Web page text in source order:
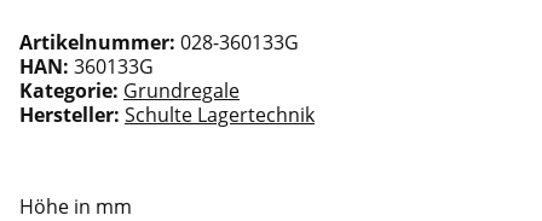
Artikelnummer: 028-360133G
HAN: 360133G
Kategorie: Grundregale
Hersteller: Schulte Lagertechnik
Höhe in mm